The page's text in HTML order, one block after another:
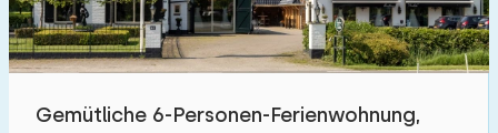
Gemütliche 6-Personen-Ferienwohnung,